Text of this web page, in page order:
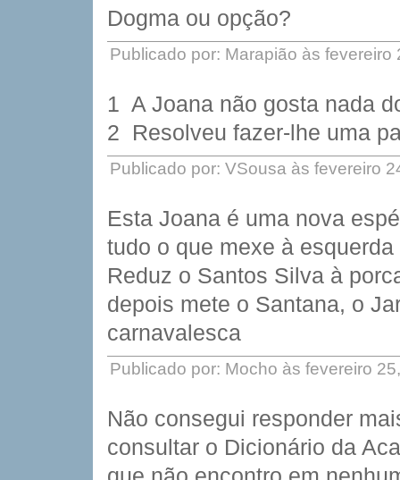
Dogma ou opção?
Publicado por: Marapião às fevereiro
1  A Joana não gosta nada
2  Resolveu fazer-lhe uma
Publicado por: VSousa às fevereiro
Esta Joana é uma nova
tudo o que mexe à
Reduz o Santos Silva à
depois mete o Santana, o
carnavalesca
Publicado por: Mocho às fevereiro
Não consegui responder
consultar o Dicionário da